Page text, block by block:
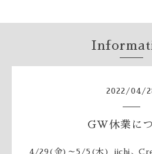
2022 /04 /
GW休業に
4/29(金)～5/5(木) iichi、